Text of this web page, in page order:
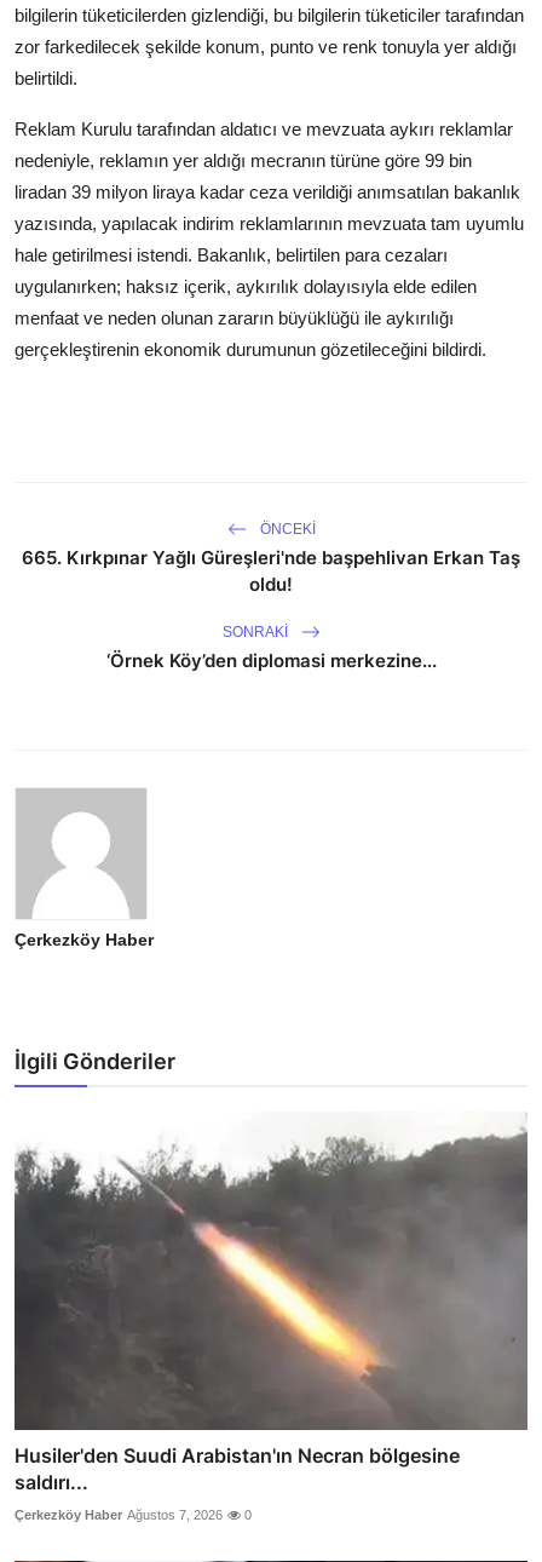
bilgilerin tüketicilerden gizlendiği, bu bilgilerin tüketiciler tarafından
zor farkedilecek şekilde konum, punto ve renk tonuyla yer aldığı
belirtildi.
Reklam Kurulu tarafından aldatıcı ve mevzuata aykırı reklamlar
nedeniyle, reklamın yer aldığı mecranın türüne göre 99 bin
liradan 39 milyon liraya kadar ceza verildiği anımsatılan bakanlık
yazısında, yapılacak indirim reklamlarının mevzuata tam uyumlu
hale getirilmesi istendi. Bakanlık, belirtilen para cezaları
uygulanırken; haksız içerik, aykırılık dolayısıyla elde edilen
menfaat ve neden olunan zararın büyüklüğü ile aykırılığı
gerçekleştirenin ekonomik durumunun gözetileceğini bildirdi.
ÖNCEKI
665. Kırkpınar Yağlı Güreşleri'nde başpehlivan Erkan Taş
oldu!
SONRAKI
‘Örnek Köy’den diplomasi merkezine...
Çerkezköy Haber
İlgili Gönderiler
Husiler'den Suudi Arabistan'ın Necran bölgesine
saldırı...
Çerkezköy Haber Ağustos 7, 2026 0